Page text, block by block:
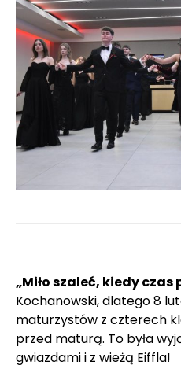
„Miło szaleć, kiedy czas
Kochanowski, dlatego 8
maturzystów z czterech
przed maturą. To była
gwiazdami i z wieżą Eiffla!